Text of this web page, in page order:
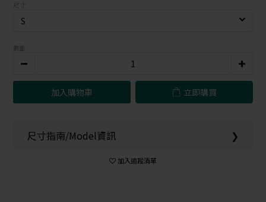
尺寸
數量
加入購物車 立即購買
尺寸指南/Model資訊 ❯
加入追蹤清單